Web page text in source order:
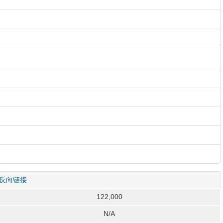
反向链接
122,000
N/A